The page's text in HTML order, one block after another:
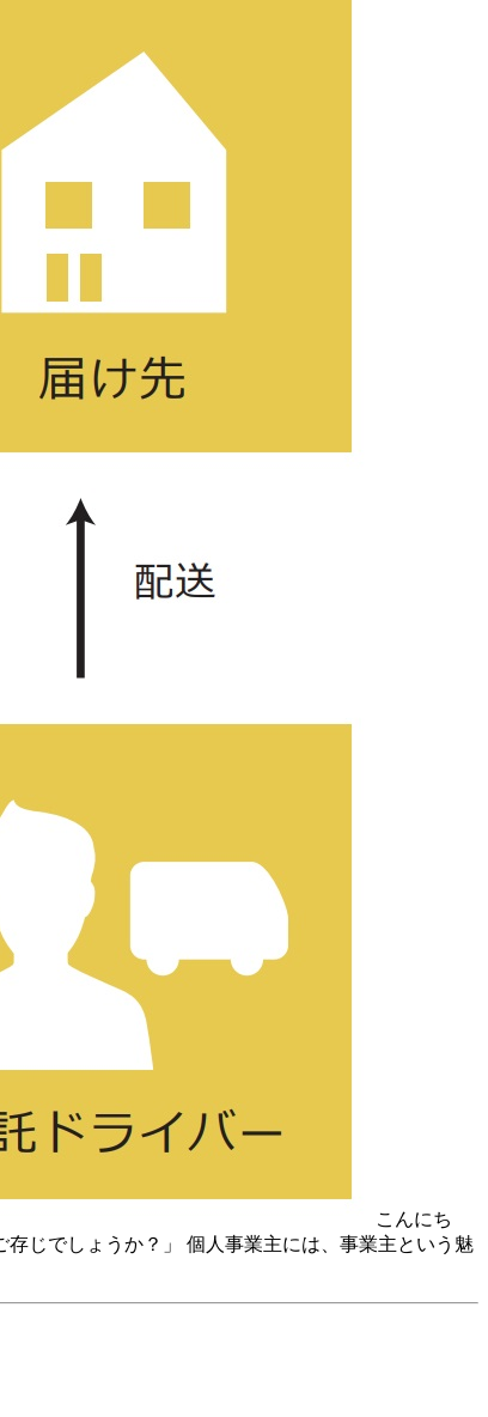
こんにち
じでしょうか？」 個人事業主には、事業主という魅